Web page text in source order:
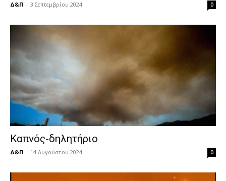
Δ&Π - 3 Σεπτεμβρίου 2024 0
Καπνός-δηλητήριο
Δ&Π - 14 Αυγούστου 2024 0